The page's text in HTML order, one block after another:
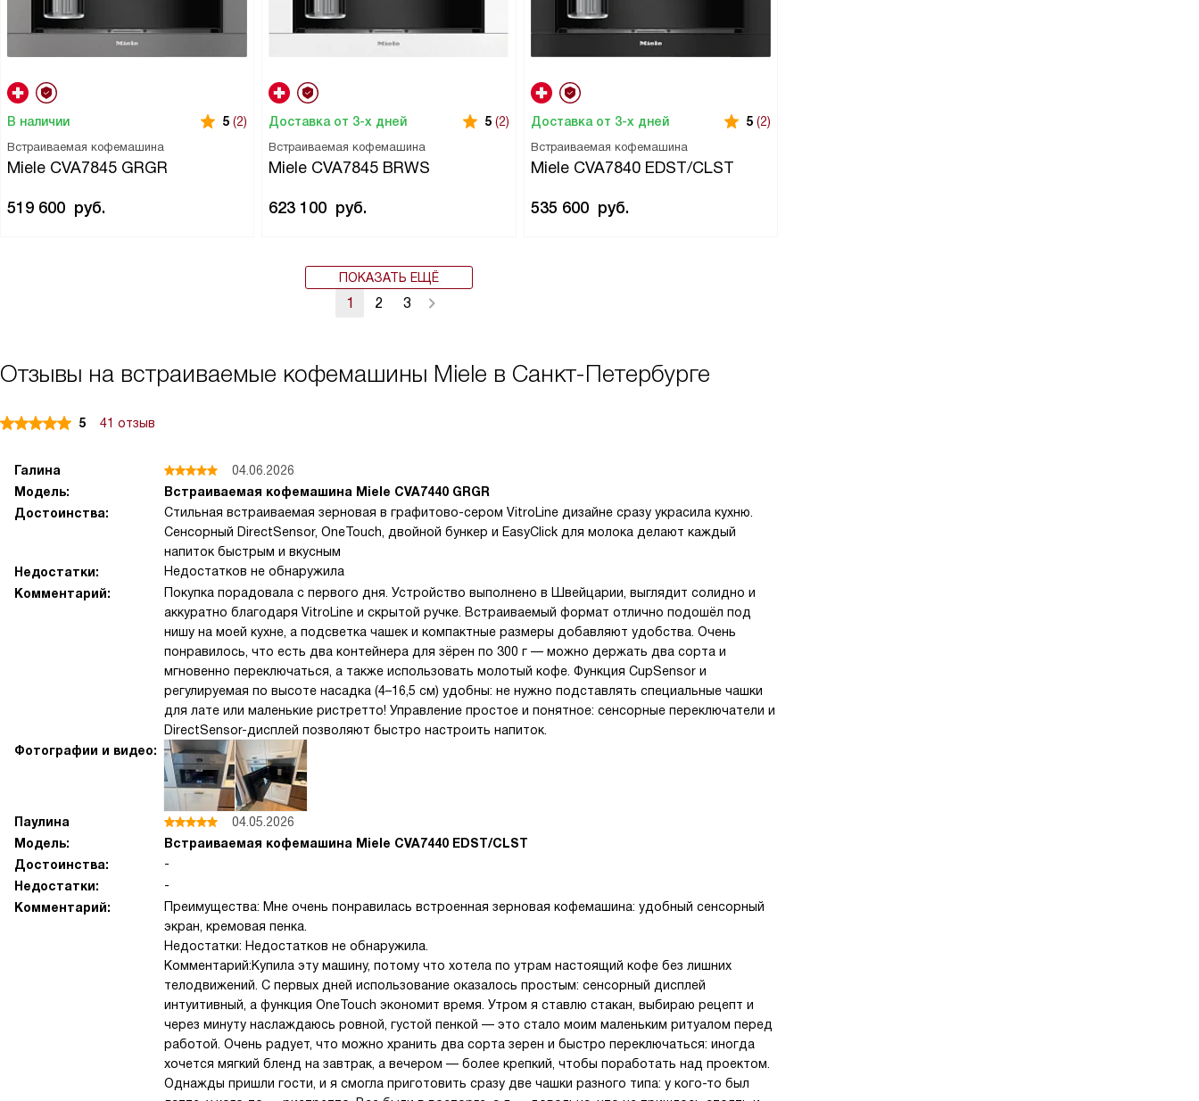
Встраиваемая кофемашина
Miele CVA7845 GRGR
В наличии 5 (2)
519 600 руб.
Встраиваемая кофемашина
Miele CVA7845 BRWS
Доставка от 3-х дней 5 (2)
623 100 руб.
Встраиваемая кофемашина
Miele CVA7840 EDST/CLST
Доставка от 3-х дней 5 (2)
535 600 руб.
ПОКАЗАТЬ ЕЩЁ
1 2 3
Отзывы на встраиваемые кофемашины Miele в Санкт-Петербурге
5 41 отзыв
Галина
04.06.2026
Модель:
Встраиваемая кофемашина Miele CVA7440 GRGR
Достоинства:
Стильная встраиваемая зерновая в графитово-сером VitroLine дизайне сразу украсила кухню.
Сенсорный DirectSensor, OneTouch, двойной бункер и EasyClick для молока делают каждый
напиток быстрым и вкусным
Недостатки:
Недостатков не обнаружила
Комментарий:
Покупка порадовала с первого дня. Устройство выполнено в Швейцарии, выглядит солидно и
аккуратно благодаря VitroLine и скрытой ручке. Встраиваемый формат отлично подошёл под
нишу на моей кухне, а подсветка чашек и компактные размеры добавляют удобства. Очень
понравилось, что есть два контейнера для зёрен по 300 г — можно держать два сорта и
мгновенно переключаться, а также использовать молотый кофе. Функция CupSensor и
регулируемая по высоте насадка (4–16,5 см) удобны: не нужно подставлять специальные чашки
для лате или маленькие ристретто! Управление простое и понятное: сенсорные переключатели и
DirectSensor-дисплей позволяют быстро настроить напиток.
Фотографии и видео:
Паулина
04.05.2026
Модель:
Встраиваемая кофемашина Miele CVA7440 EDST/CLST
Достоинства:
-
Недостатки:
-
Комментарий:
Преимущества: Мне очень понравилась встроенная зерновая кофемашина: удобный сенсорный
экран, кремовая пенка.
Недостатки: Недостатков не обнаружила.
Комментарий:Купила эту машину, потому что хотела по утрам настоящий кофе без лишних
телодвижений. С первых дней использование оказалось простым: сенсорный дисплей
интуитивный, а функция OneTouch экономит время. Утром я ставлю стакан, выбираю рецепт и
через минуту наслаждаюсь ровной, густой пенкой — это стало моим маленьким ритуалом перед
работой. Очень радует, что можно хранить два сорта зерен и быстро переключаться: иногда
хочется мягкий бленд на завтрак, а вечером — более крепкий, чтобы поработать над проектом.
Однажды пришли гости, и я смогла приготовить сразу две чашки разного типа: у кого-то был